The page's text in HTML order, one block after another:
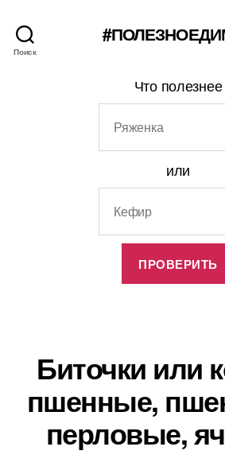
Поиск
Что полезнее
или
Биточки или
пшенные,
перловые,